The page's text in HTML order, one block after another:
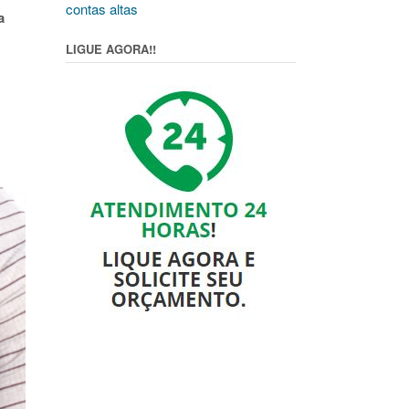
contas altas
LIGUE AGORA!!